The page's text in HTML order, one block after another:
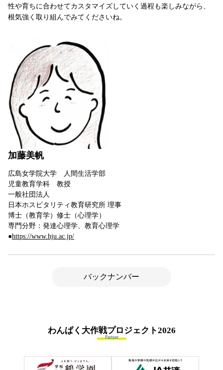
性や育ちに合わせてカスタマイズしていく過程も楽しみながら、
根気強く取り組んでみてくださいね。
加藤美帆
広島女学院大学 人間生活学部
児童教育学科 教授
一般社団法人
日本ホスピタリティ教育研究所 理事
博士（教育学）修士（心理学）
専門分野：発達心理学、教育心理学
●https://www.hju.ac.jp/
バックナンバー
わんぱく大作戦プロジェクト2026
Partner